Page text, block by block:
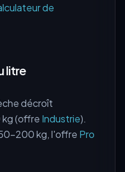
de
litre
décroît
(offre Industrie).
200 kg, l'offre Pro